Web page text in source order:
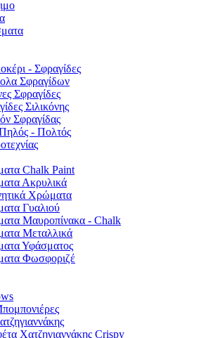
- Σφραγίδες
Σφραγίδων
Σφραγίδες
Σιλικόνης
Σφραγίδας
- Πολτός
Chalk Paint
Ακρυλικά
Χρώματα
Γυαλιού
Μαυροπίνακα - Chalk
Μεταλλικά
Υφάσματος
Φωσφοριζέ
Χατζηγιαννάκης Crispy